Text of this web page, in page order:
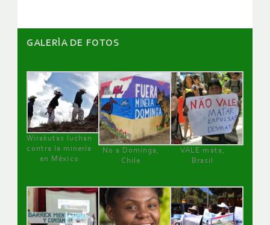
GALERÌA DE FOTOS
Wirakutas luchan
contra la minería
en México
No a Dominga,
Chile
VALE mata,
Brasil